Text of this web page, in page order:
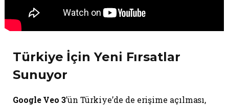
Türkiye İçin Yeni Fırsatlar
Sunuyor
Google Veo 3’ün Türkiye’de de erişime açılması,